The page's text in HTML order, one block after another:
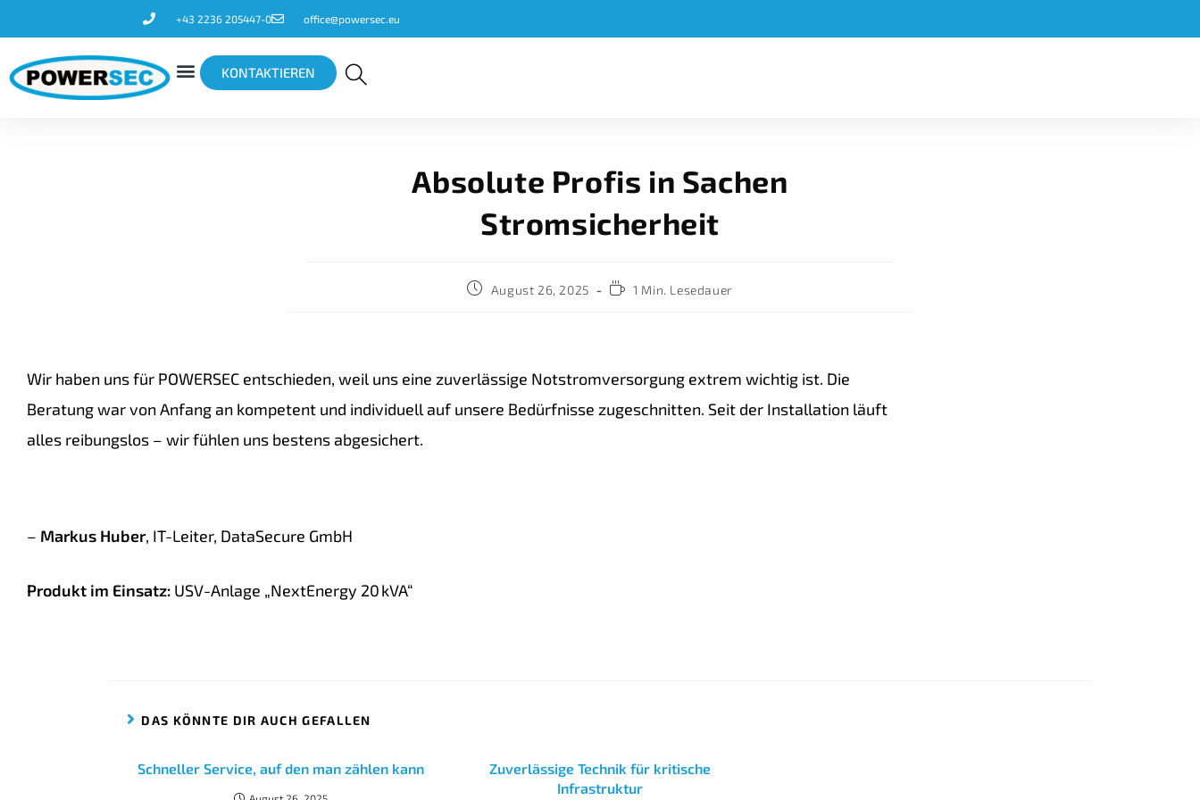
+43 2236 205447-0 office@powersec.eu
KONTAKTIEREN
Absolute Profis in Sachen
Stromsicherheit
August 26, 2025 1 Min. Lesedauer
Wir haben uns für POWERSEC entschieden, weil uns eine zuverlässige Notstromversorgung extrem wichtig ist. Die
Beratung war von Anfang an kompetent und individuell auf unsere Bedürfnisse zugeschnitten. Seit der Installation läuft
alles reibungslos – wir fühlen uns bestens abgesichert.
– Markus Huber, IT-Leiter, DataSecure GmbH
Produkt im Einsatz: USV-Anlage „NextEnergy 20 kVA“
DAS KÖNNTE DIR AUCH GEFALLEN
Schneller Service, auf den man zählen kann
Zuverlässige Technik für kritische
Infrastruktur